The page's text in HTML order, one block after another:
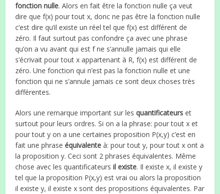
fonction nulle. Alors en fait être la fonction nulle ça veut
dire que f(x) pour tout x, donc ne pas être la fonction nulle
c’est dire qu’il existe un réel tel que f(x) est différent de
zéro. Il faut surtout pas confondre ça avec une phrase
qu’on a vu avant qui est f ne s’annulle jamais qui elle
s’écrivait pour tout x appartenant à R, f(x) est différent de
zéro. Une fonction qui n’est pas la fonction nulle et une
fonction qui ne s’annule jamais ce sont deux choses très
différentes.
Alors une remarque important sur lesquantificateurs et
surtout pour leurs ordres. Si on a la phrase: pour tout x et
pour tout y on a une certaines proposition P(x,y) c’est en
fait une phraseéquivalente à: pour tout y, pour tout x ont a
la proposition y. Ceci sont 2 phrases équivalentes. Même
chose avec les quantificateursil existe. Il existe x, il existe y
tel que la proposition P(x,y) est vrai ou alors la proposition
il existe y, il existe x sont des propositions équivalentes. Par